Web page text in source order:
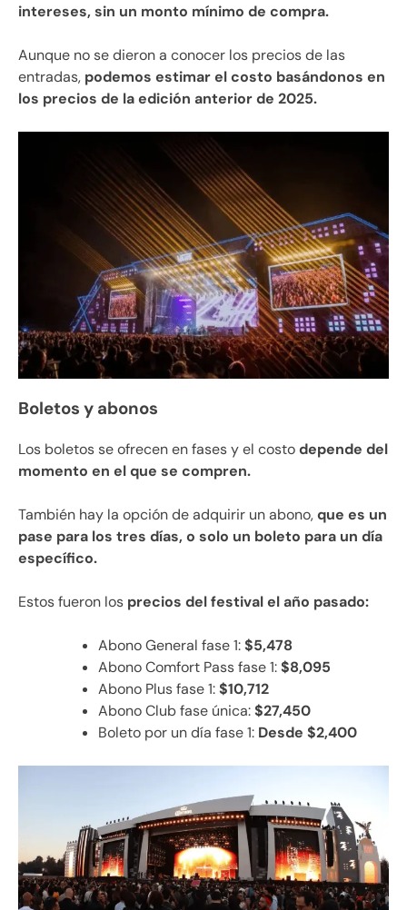
intereses, sin un monto mínimo de compra.
Aunque no se dieron a conocer los precios de las
entradas, podemos estimar el costo basándonos en
los precios de la edición anterior de 2025.
Boletos y abonos
Los boletos se ofrecen en fases y el costodepende del
momento en el que se compren.
También hay la opción de adquirir un abono,que es un
pase para los tres días, o solo un boleto para un día
específico.
Estos fueron los precios del festival el año pasado:
Abono General fase 1:$5,478
Abono Comfort Pass fase 1:$8,095
Abono Plus fase 1:$10,712
Abono Club fase única:$27,450
Boleto por un día fase 1: Desde $2,400